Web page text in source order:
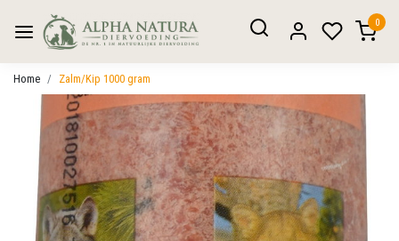
0
Home Zalm/Kip 1000 gram